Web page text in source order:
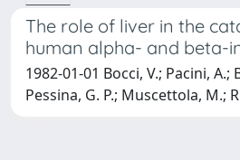
The role of liver in the
human alpha- and beta-
1982-01-01 Bocci, V.; Pacini, A.;
Pessina, G. P.; Muscettola, M.;